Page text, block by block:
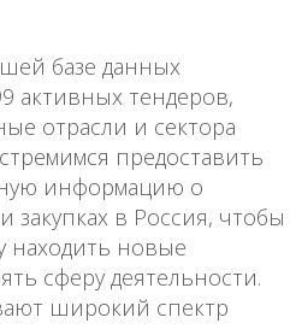
базе данных
активных тендеров,
отрасли и сектора
предоставить
информацию о
закупках в Россия, чтобы
находить новые
сферу деятельности.
широкий спектр